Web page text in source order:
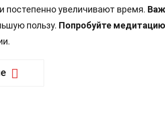
постепенно увеличивают время.
пользу. Попробуйте медитацию